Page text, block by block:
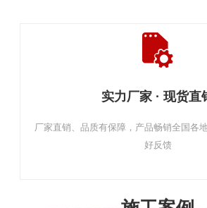
实力厂家 · 现货直
厂家直销、品质有保障，产品畅销全国各
好反馈